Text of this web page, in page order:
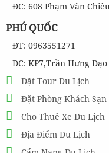
ĐC: 608 Phạm Văn
PHÚ QUỐC
ĐT: 0963551271
ĐC: KP7,Trần Hưng
Đặt Tour Du Lịch
Đặt Phòng Khách Sạn
Cho Thuê Xe Du Lịch
Địa Điểm Du Lịch